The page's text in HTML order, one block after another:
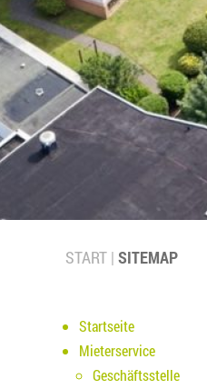
START SITEMAP
Startseite
Mieterservice
Geschäftsstelle